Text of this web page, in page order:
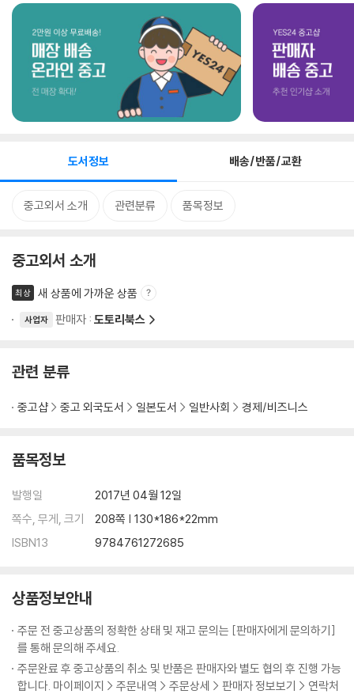
도서정보 배송/반품/교환
중고외서 소개 관련분류 품목정보
중고외서 소개
최상 새 상품에 가까운 상품
사업자 판매자 : 도토리북스
관련 분류
중고샵 중고 외국도서 일본도서 일반사회 경제/비즈니스
품목정보
발행일
2017년 04월 12일
쪽수, 무게, 크기
208쪽 | 130*186*22mm
ISBN13
9784761272685
상품정보안내
주문 전 중고상품의 정확한 상태 및 재고 문의는 [판매자에게 문의하기]
를 통해 문의해 주세요.
주문완료 후 중고상품의 취소 및 반품은 판매자와 별도 협의 후 진행 가능
합니다. 마이페이지 > 주문내역 > 주문상세 > 판매자 정보보기 > 연락처